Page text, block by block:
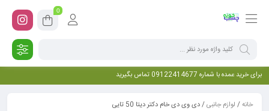
0
برای خرید عمده با شماره 09122414677 تماس بگیرید
خانه/ لوازم جانبی/ دی وی دی خام دکتر دیتا 50 تایی